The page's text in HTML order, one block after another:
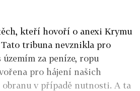
kteří hovoří o anexi Krymu
tribuna nevznikla pro
za peníze, ropu
pro hájení našich
v případě nutnosti. A ta